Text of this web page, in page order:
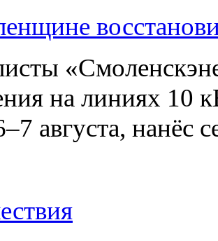
на линиях 10
августа,